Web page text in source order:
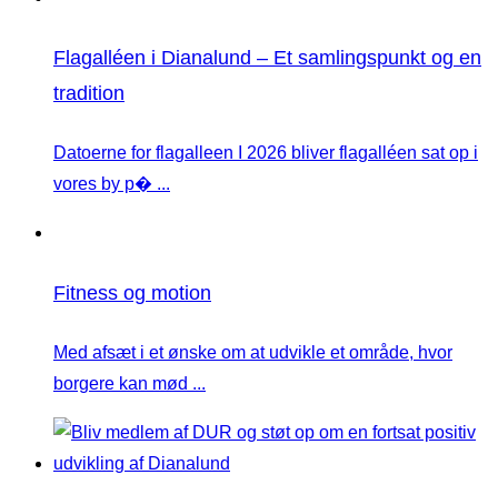
Flagalléen i Dianalund – Et samlingspunkt og en
tradition
Datoerne for flagalleen I 2026 bliver flagalléen sat op i
vores by p� ...
Fitness og motion
Med afsæt i et ønske om at udvikle et område, hvor
borgere kan mød ...